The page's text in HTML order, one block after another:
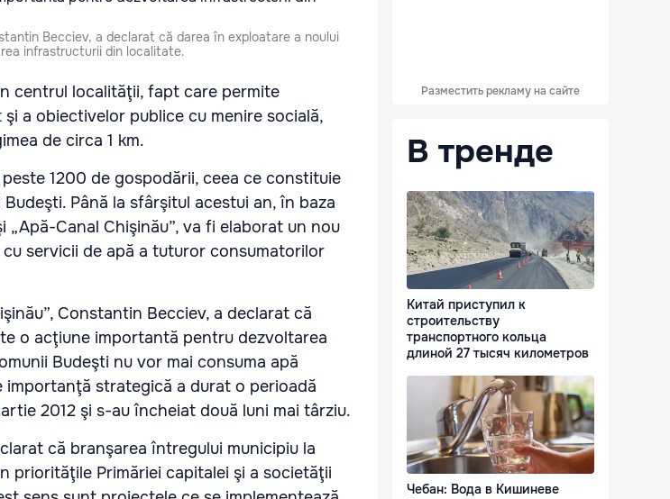
Becciev, a declarat că darea în exploatare a noului
infrastructurii din localitate.
centrul localităţii, fapt care permite
a obiectivelor publice cu menire socială,
de circa 1 km.
1200 de gospodării, ceea ce constituie
Până la sfârşitul acestui an, în baza
Canal Chişinău”, va fi elaborat un nou
servicii de apă a tuturor consumatorilor
Constantin Becciev, a declarat că
o acţiune importantă pentru dezvoltarea
Budeşti nu vor mai consuma apă
strategică a durat o perioadă
2012 şi s-au încheiat două luni mai târziu.
că branşarea întregului municipiu la
priorităţile Primăriei capitalei şi a societăţii
Разместить рекламу на сайте
В тренде
Китай приступил к
строительству
транспортного кольца
длиной 27 тысяч километров
Чебан: Вода в Кишиневе